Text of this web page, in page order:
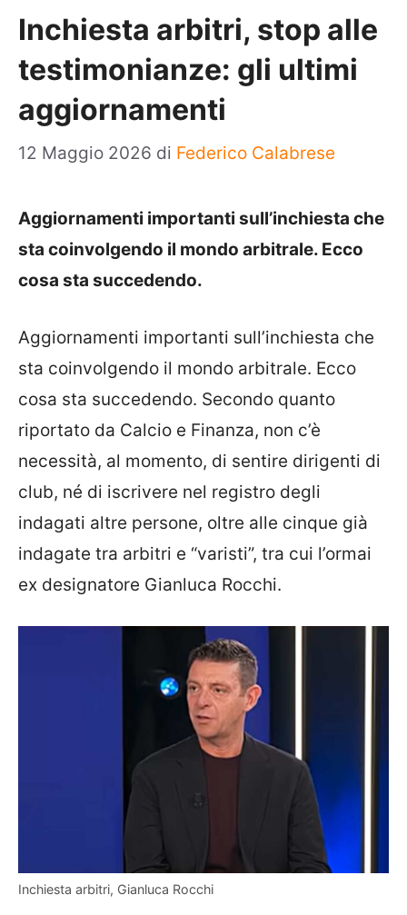
Inchiesta arbitri, stop alle
testimonianze: gli ultimi
aggiornamenti
12 Maggio 2026 di Federico Calabrese
Aggiornamenti importanti sull’inchiesta che
sta coinvolgendo il mondo arbitrale. Ecco
cosa sta succedendo.
Aggiornamenti importanti sull’inchiesta che
sta coinvolgendo il mondo arbitrale. Ecco
cosa sta succedendo. Secondo quanto
riportato da Calcio e Finanza, non c’è
necessità, al momento, di sentire dirigenti di
club, né di iscrivere nel registro degli
indagati altre persone, oltre alle cinque già
indagate tra arbitri e “varisti”, tra cui l’ormai
ex designatore Gianluca Rocchi.
Inchiesta arbitri, Gianluca Rocchi